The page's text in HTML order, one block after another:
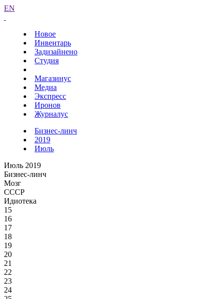
EN
Новое
Инвентарь
Задизайнено
Студия
Магазинус
Медиа
Экспресс
Иронов
Журналус
Бизнес-линч
2019
Июль
Июль 2019
Бизнес-линч
Мозг
СССР
Идиотека
15
16
17
18
19
20
21
22
23
24